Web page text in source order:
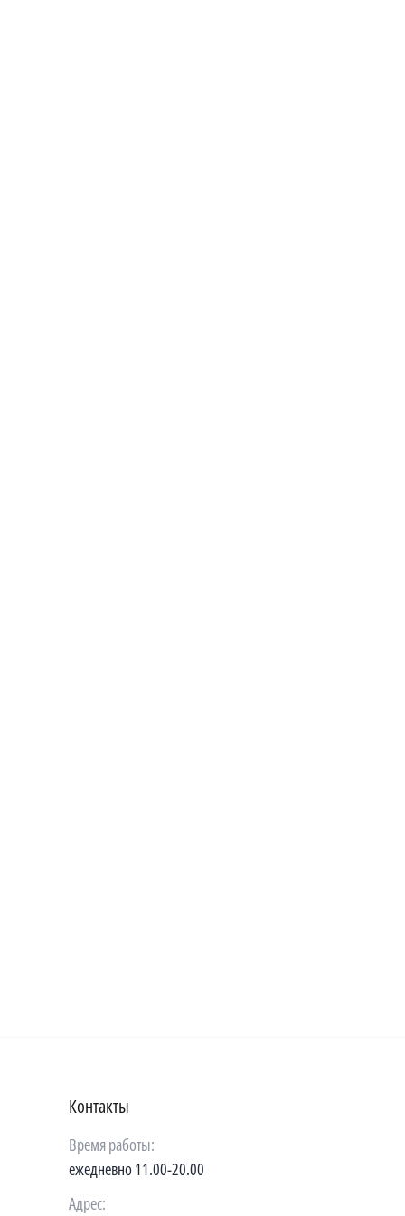
Контакты
Время работы:
ежедневно 11.00-20.00
Адрес: